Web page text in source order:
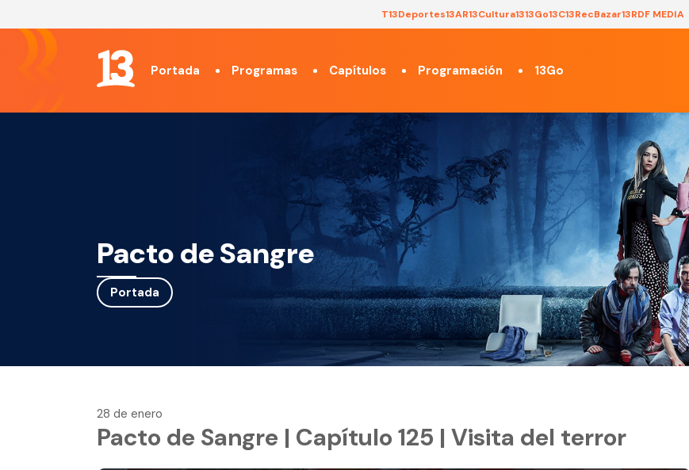
T13Deportes13AR13Cultura1313Go13C13RecBazar13RDF MEDIA
Portada Programas Capítulos Programación 13Go
Pacto de Sangre
Portada
28 de enero
Pacto de Sangre | Capítulo 125 | Visita del terror